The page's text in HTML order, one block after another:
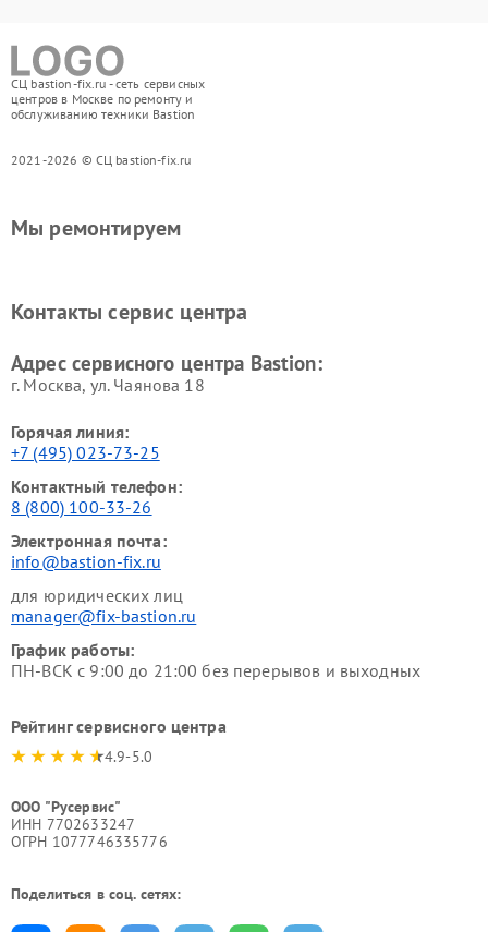
СЦ bastion-fix.ru - сеть сервисных
центров в Москве по ремонту и
обслуживанию техники Bastion
2021-2026 © СЦ bastion-fix.ru
Мы ремонтируем
Контакты сервис центра
Адрес сервисного центра Bastion:
г. Москва, ул. Чаянова 18
Горячая линия:
+7 (495) 023-73-25
Контактный телефон:
8 (800) 100-33-26
Электронная почта:
info@bastion-fix.ru
для юридических лиц
manager@fix-bastion.ru
График работы:
ПН-ВСК с 9:00 до 21:00 без перерывов и выходных
Рейтинг сервисного центра
4.9-5.0
ООО "Русервис"
ИНН 7702633247
ОГРН 1077746335776
Поделиться в соц. сетях: